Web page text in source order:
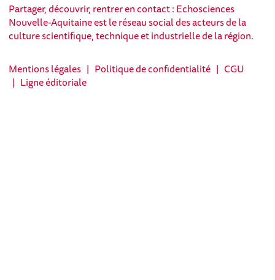
Partager, découvrir, rentrer en contact : Echosciences
Nouvelle-Aquitaine est le réseau social des acteurs de la
culture scientifique, technique et industrielle de la région.
Mentions légales | Politique de confidentialité | CGU
| Ligne éditoriale